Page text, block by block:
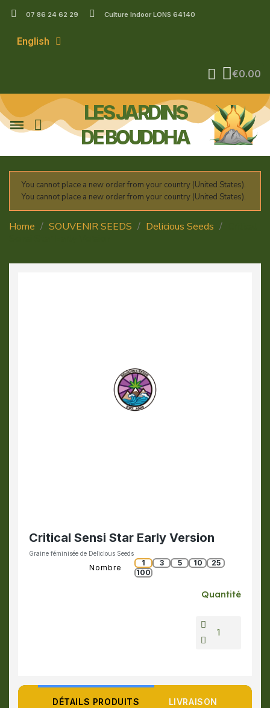
07 86 24 62 29 Culture Indoor LONS 64140
English
€0.00
LES JARDINS
DE BOUDDHA
You cannot place a new order from your country (United States).
You cannot place a new order from your country (United States).
Home SOUVENIR SEEDS Delicious Seeds
Critical Sensi Star Early Version
Graine féminisée de Delicious Seeds
Nombre
1 3 5 10
25
100
Quantité
DÉTAILS PRODUITS LIVRAISON